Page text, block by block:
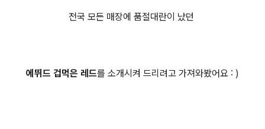
전국 모든 매장에 품절대란이 났던
에뛰드 겁먹은 레드를 소개시켜 드리려고 가져와봤어요 : )